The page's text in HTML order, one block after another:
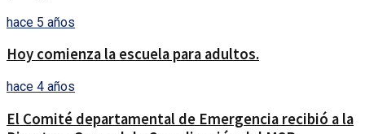
hace 5 años
Hoy comienza la escuela para adultos.
hace 4 años
El Comité departamental de Emergencia recibió a la